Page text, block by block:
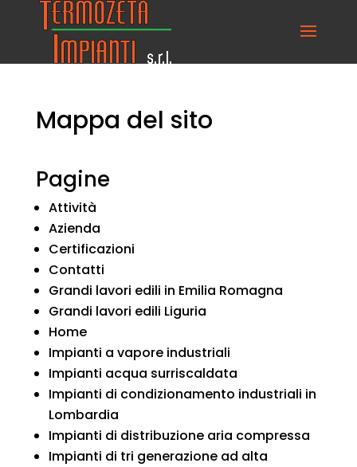
Mappa del sito
Pagine
Attività
Azienda
Certificazioni
Contatti
Grandi lavori edili in Emilia Romagna
Grandi lavori edili Liguria
Home
Impianti a vapore industriali
Impianti acqua surriscaldata
Impianti di condizionamento industriali in
Lombardia
Impianti di distribuzione aria compressa
Impianti di tri generazione ad alta